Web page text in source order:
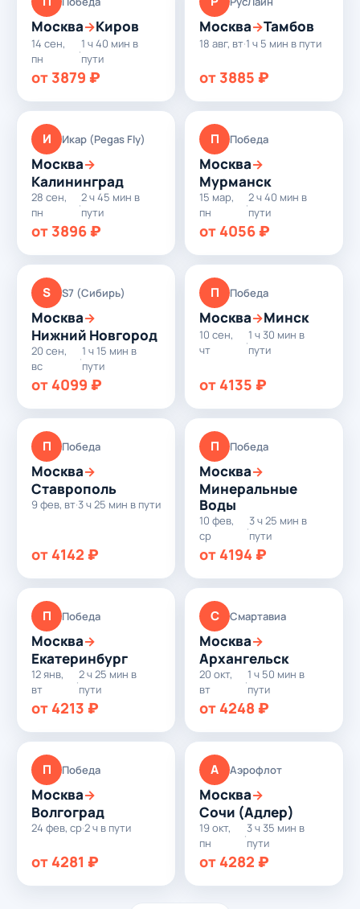
Москва→Киров
14 сен,
пн
·
1 ч 40 мин в
пути
от 3879 ₽
Москва→Тамбов
18 авг, вт·1 ч 5 мин в пути
от 3885 ₽
И Икар (Pegas Fly)
Москва→
Калининград
28 сен,
пн
·
2 ч 45 мин в
пути
от 3896 ₽
П Победа
Москва→
Мурманск
15 мар,
пн
·
2 ч 40 мин в
пути
от 4056 ₽
S S7 (Сибирь)
Москва→
Нижний Новгород
20 сен,
вс
·
1 ч 15 мин в
пути
от 4099 ₽
П Победа
Москва→Минск
10 сен,
чт
·
1 ч 30 мин в
пути
от 4135 ₽
П Победа
Москва→
Ставрополь
9 фев, вт·3 ч 25 мин в пути
от 4142 ₽
П Победа
Москва→
Минеральные
Воды
10 фев,
ср
·
3 ч 25 мин в
пути
от 4194 ₽
П Победа
Москва→
Екатеринбург
12 янв,
вт
·
2 ч 25 мин в
пути
от 4213 ₽
С Смартавиа
Москва→
Архангельск
20 окт,
вт
·
1 ч 50 мин в
пути
от 4248 ₽
П Победа
Москва→
Волгоград
24 фев, ср·2 ч в пути
от 4281 ₽
А Аэрофлот
Москва→
Сочи (Адлер)
19 окт,
пн
·
3 ч 35 мин в
пути
от 4282 ₽